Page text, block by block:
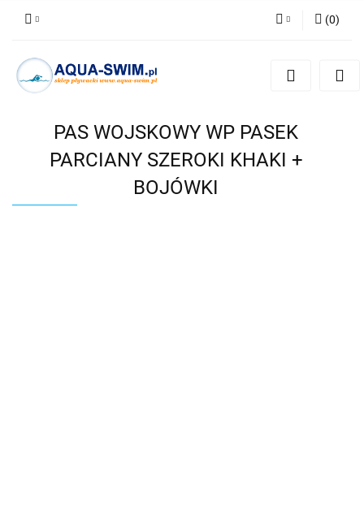
(0)
PAS WOJSKOWY WP PASEK
PARCIANY SZEROKI KHAKI +
BOJÓWKI